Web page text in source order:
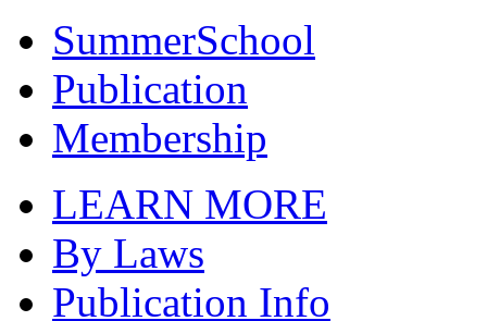
SummerSchool
Publication
Membership
LEARN MORE
By Laws
Publication Info